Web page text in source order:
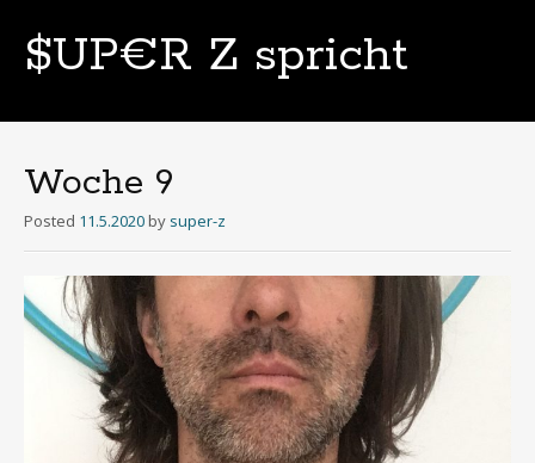
$UP€R Z spricht
Woche 9
Posted 11.5.2020 by super-z